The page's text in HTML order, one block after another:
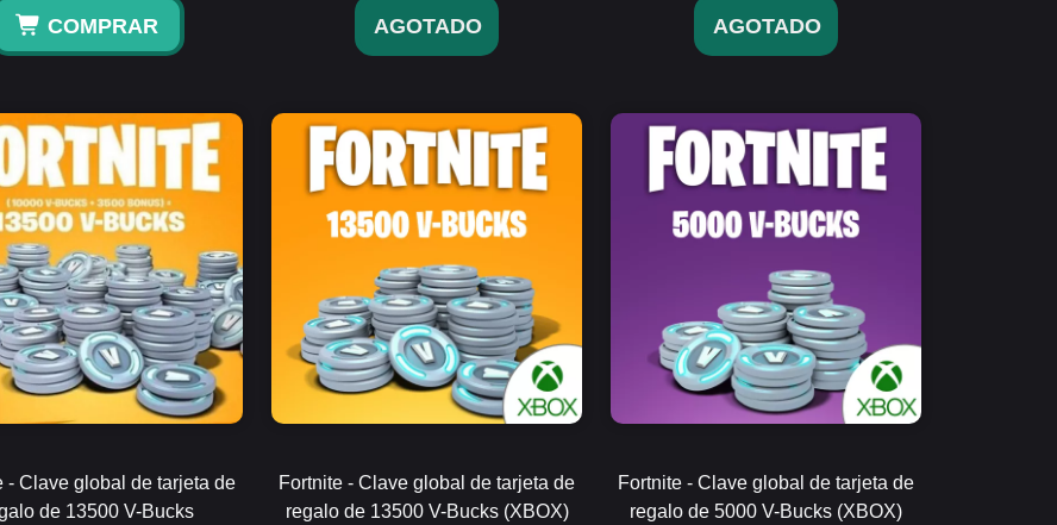
COMPRAR AGOTADO AGOTADO
- Clave global de tarjeta de
de 13500 V-Bucks
Fortnite - Clave global de tarjeta de
regalo de 13500 V-Bucks (XBOX)
Fortnite - Clave global de tarjeta de
regalo de 5000 V-Bucks (XBOX)